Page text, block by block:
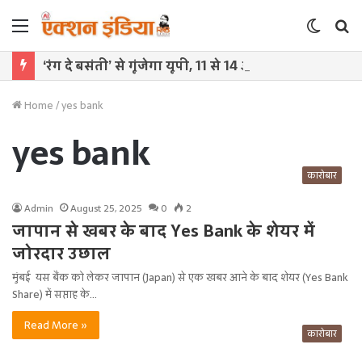
Menu
Switch
skin
Home/yes bank
yes bank कारोबार
Admin August 25, 2025 0 2
जापान से खबर के बाद Yes Bank के शेयर में
जोरदार उछाल
मुंबई यस बैंक को लेकर जापान (Japan) से एक खबर आने के बाद शेयर (Yes Bank
Share) में सप्ताह के…
Read More »
कारोबार